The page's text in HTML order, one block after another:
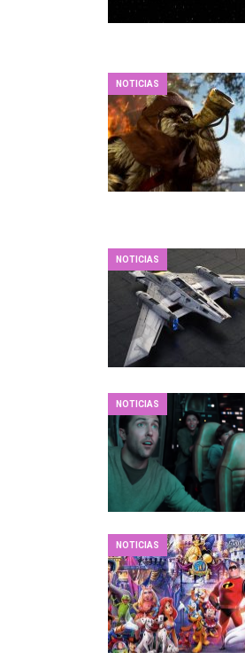
NOTICIAS
NOTICIAS
NOTICIAS
NOTICIAS